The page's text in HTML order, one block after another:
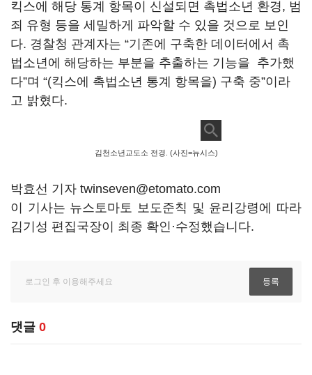
킥스에 해당 통계 항목이 신설되면 촉법소년 환경, 범
죄 유형 등을 세밀하게 파악할 수 있을 것으로 보인
다. 경찰청 관계자는 “기존에 구축한 데이터에서 촉
법소년에 해당하는 부분을 추출하는 기능을 추가했
다”며 “(킥스에 촉법소년 통계 항목을) 구축 중”이라
고 밝혔다.
김천소년교도소 전경. (사진=뉴시스)
박효선 기자 twinseven@etomato.com
이 기사는 뉴스토마토 보도준칙 및 윤리강령에 따라
김기성 편집국장이 최종 확인·수정했습니다.
댓글 0